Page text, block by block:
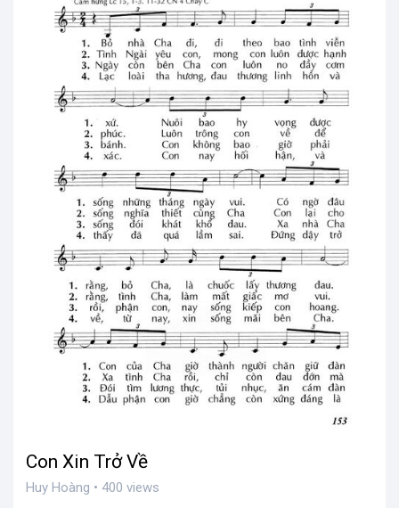
Con Xin Trở Về
Huy Hoàng • 400 views